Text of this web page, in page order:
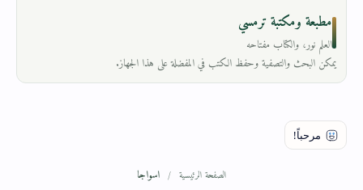
مطبعة ومكتبة ترمسي
العلم نور، والكتاب مفتاحه
يمكن البحث والتصفية وحفظ الكتب في المفضلة على هذا الجهاز.
الصفحة الرئيسية اسواجا